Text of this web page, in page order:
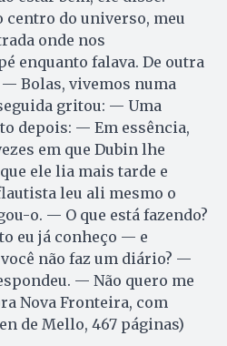
centro do universo, meu
onde nos
enquanto falava. De outra
Bolas, vivemos numa
gritou: — Uma
depois: — Em essência,
em que Dubin lhe
ele lia mais tarde e
leu ali mesmo o
o. — O que está fazendo?
eu já conheço — e
não faz um diário? —
— Não quero me
Nova Fronteira, com
de Mello, 467 páginas)